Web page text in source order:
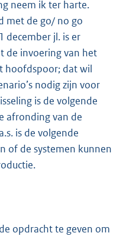
neem ik ter harte.
met de go/ no go
december jl. is er
de invoering van het
hoofdspoor; dat wil
nodig zijn voor
is de volgende
afronding van de
is de volgende
of de systemen kunnen
opdracht te geven om